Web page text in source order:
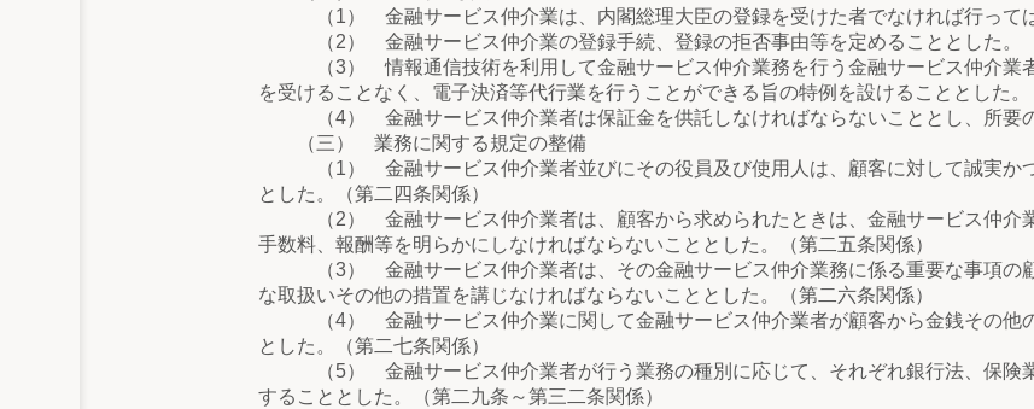
（1） 金融サービス仲介業は、内閣総理大臣の登録を受けた者でなければ行っては
（2） 金融サービス仲介業の登録手続、登録の拒否事由等を定めることとした。（
（3） 情報通信技術を利用して金融サービス仲介業務を行う金融サービス仲介業者
を受けることなく、電子決済等代行業を行うことができる旨の特例を設けることとした。
（4） 金融サービス仲介業者は保証金を供託しなければならないこととし、所要の
（三） 業務に関する規定の整備
（1） 金融サービス仲介業者並びにその役員及び使用人は、顧客に対して誠実かつ
とした。（第二四条関係）
（2） 金融サービス仲介業者は、顧客から求められたときは、金融サービス仲介業
手数料、報酬等を明らかにしなければならないこととした。（第二五条関係）
（3） 金融サービス仲介業者は、その金融サービス仲介業務に係る重要な事項の顧
な取扱いその他の措置を講じなければならないこととした。（第二六条関係）
（4） 金融サービス仲介業に関して金融サービス仲介業者が顧客から金銭その他の
とした。（第二七条関係）
（5） 金融サービス仲介業者が行う業務の種別に応じて、それぞれ銀行法、保険業
することとした。（第二九条～第三二条関係）